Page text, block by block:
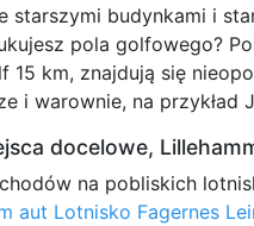
starszymi budynkami i
pola golfowego?
15 km, znajdują się
i warownie, na przykład
docelowe,
na pobliskich
aut Lotnisko Fagernes